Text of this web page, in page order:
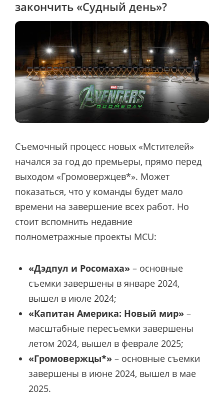
закончить «Судный день»?
Съемочный процесс новых «Мстителей»
начался за год до премьеры, прямо перед
выходом «Громовержцев*». Может
показаться, что у команды будет мало
времени на завершение всех работ. Но
стоит вспомнить недавние
полнометражные проекты MCU:
«Дэдпул и Росомаха» – основные
съемки завершены в январе 2024,
вышел в июле 2024;
«Капитан Америка: Новый мир» –
масштабные пересъемки завершены
летом 2024, вышел в феврале 2025;
«Громовержцы*» – основные съемки
завершены в июне 2024, вышел в мае
2025.